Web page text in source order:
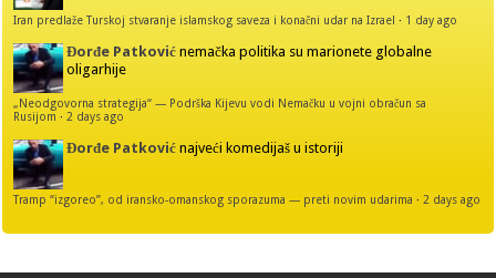
Iran predlaže Turskoj stvaranje islamskog saveza i konačni udar na Izrael · 1 day ago
Đorđe Patković nemačka politika su marionete globalne
oligarhije
„Neodgovorna strategija“ — Podrška Kijevu vodi Nemačku u vojni obračun sa
Rusijom · 2 days ago
Đorđe Patković najveći komedijaš u istoriji
Tramp “izgoreo”, od iransko-omanskog sporazuma — preti novim udarima · 2 days ago